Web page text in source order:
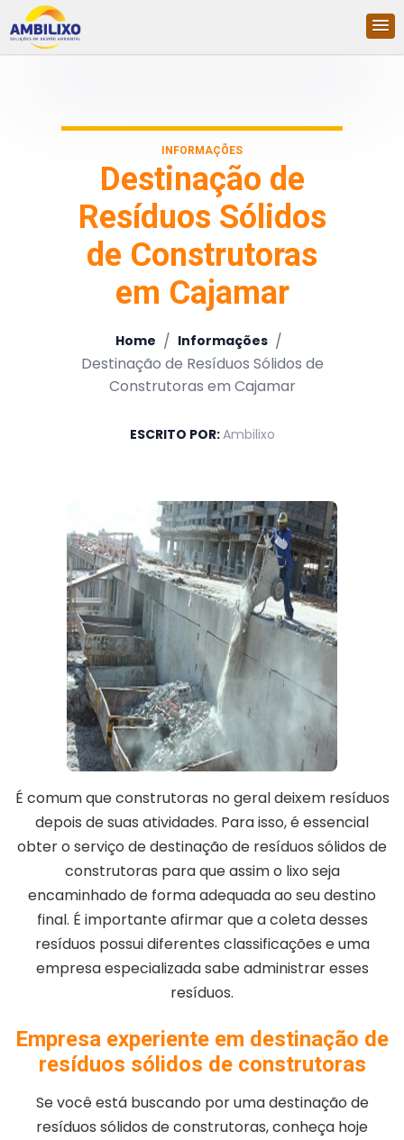
INFORMAÇÕES
Destinação de
Resíduos Sólidos
de Construtoras
em Cajamar
Home / Informações /
Destinação de Resíduos Sólidos de
Construtoras em Cajamar
ESCRITO POR:Ambilixo
É comum que construtoras no geral deixem resíduos
depois de suas atividades. Para isso, é essencial
obter o serviço de destinação de resíduos sólidos de
construtoras para que assim o lixo seja
encaminhado de forma adequada ao seu destino
final. É importante afirmar que a coleta desses
resíduos possui diferentes classificações e uma
empresa especializada sabe administrar esses
resíduos.
Empresa experiente em destinação de
resíduos sólidos de construtoras
Se você está buscando por uma destinação de
resíduos sólidos de construtoras, conheça hoje